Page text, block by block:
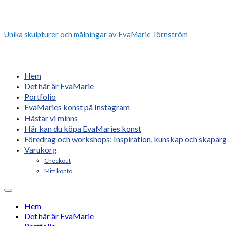
Unika skulpturer och målningar av EvaMarie Törnström
Hem
Det här är EvaMarie
Portfolio
EvaMaries konst på Instagram
Hästar vi minns
Här kan du köpa EvaMaries konst
Föredrag och workshops: Inspiration, kunskap och
Varukorg
Checkout
Mitt konto
Hem
Det här är EvaMarie